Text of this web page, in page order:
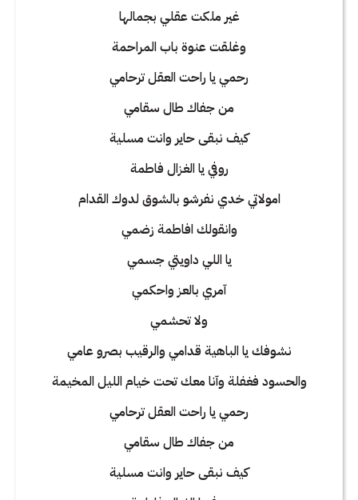
غير ملكت عقلي بجمالها
وغلقت عنوة باب المراحمة
رحمي يا راحت العقل ترحامي
من جفاك طال سقامي
كيف نبقى حاير وانت مسلية
روفي يا الغزال فاطمة
امولاتي خدي نفرشو بالشوق لدوك القدام
وانقولك افاطمة زضمي
يا اللي داويتي جسمي
آمري بالعز واحكمي
ولا تحشمي
نشوفك يا الباهية قدامي والرقيب بصرو عامي
والحسود فغفلة وآنا معك تحت خيام الليل المخيمة
رحمي يا راحت العقل ترحامي
من جفاك طال سقامي
كيف نبقى حاير وانت مسلية